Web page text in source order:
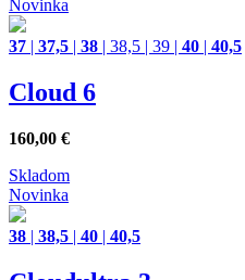
Novinka
37 | 37,5 | 38 | 38,5 | 39 | 40 | 40,5
Cloud 6
160,00 €
Skladom
Novinka
38 | 38,5 | 40 | 40,5